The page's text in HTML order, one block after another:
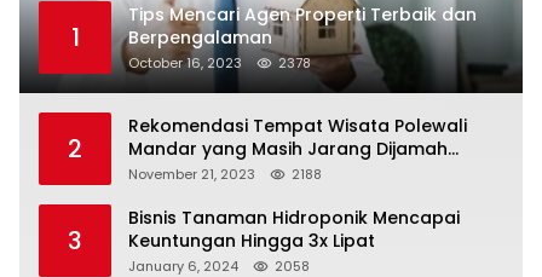
1
Tips Mencari Agen Properti Terbaik dan
Berpengalaman
October 16, 2023 2378
2
Rekomendasi Tempat Wisata Polewali
Mandar yang Masih Jarang Dijamah
Wisatawan
November 21, 2023 2188
3
Bisnis Tanaman Hidroponik Mencapai
Keuntungan Hingga 3x Lipat
January 6, 2024 2058